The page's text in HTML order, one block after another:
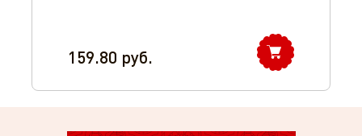
159.80 руб.